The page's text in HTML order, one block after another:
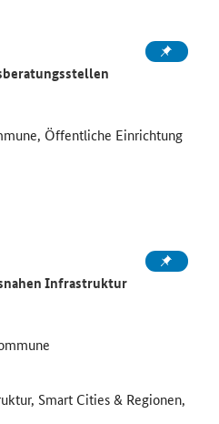
Öffentliche Einrichtung
Infrastruktur
Smart Cities & Regionen,